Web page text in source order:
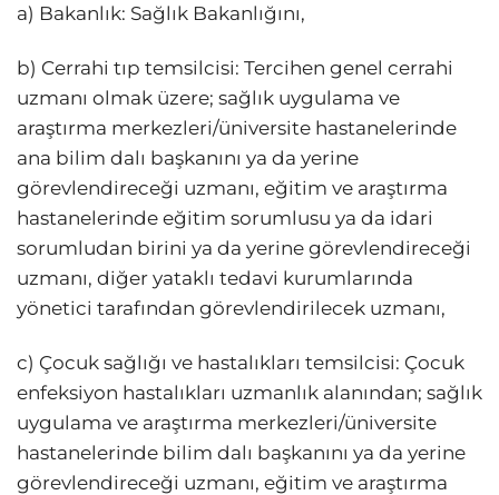
a) Bakanlık: Sağlık Bakanlığını,
b) Cerrahi tıp temsilcisi: Tercihen genel cerrahi
uzmanı olmak üzere; sağlık uygulama ve
araştırma merkezleri/üniversite hastanelerinde
ana bilim dalı başkanını ya da yerine
görevlendireceği uzmanı, eğitim ve araştırma
hastanelerinde eğitim sorumlusu ya da idari
sorumludan birini ya da yerine görevlendireceği
uzmanı, diğer yataklı tedavi kurumlarında
yönetici tarafından görevlendirilecek uzmanı,
c) Çocuk sağlığı ve hastalıkları temsilcisi: Çocuk
enfeksiyon hastalıkları uzmanlık alanından; sağlık
uygulama ve araştırma merkezleri/üniversite
hastanelerinde bilim dalı başkanını ya da yerine
görevlendireceği uzmanı, eğitim ve araştırma